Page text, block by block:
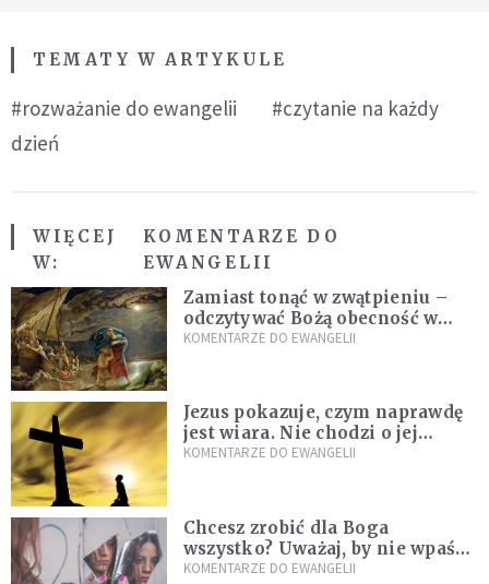
TEMATY W ARTYKULE
#rozważanie do ewangelii
#czytanie na każdy
dzień
WIĘCEJ
W:
KOMENTARZE DO
EWANGELII
Zamiast tonąć w zwątpieniu –
odczytywać Bożą obecność w
burzach codziennego życia
KOMENTARZE DO EWANGELII
Jezus pokazuje, czym naprawdę
jest wiara. Nie chodzi o jej
wielkość
KOMENTARZE DO EWANGELII
Chcesz zrobić dla Boga
wszystko? Uważaj, by nie wpaść
w groźną pułapkę
KOMENTARZE DO EWANGELII